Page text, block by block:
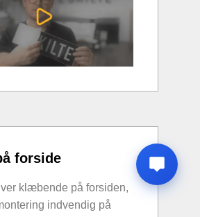
forside
klæbende på forsiden,
indvendig på